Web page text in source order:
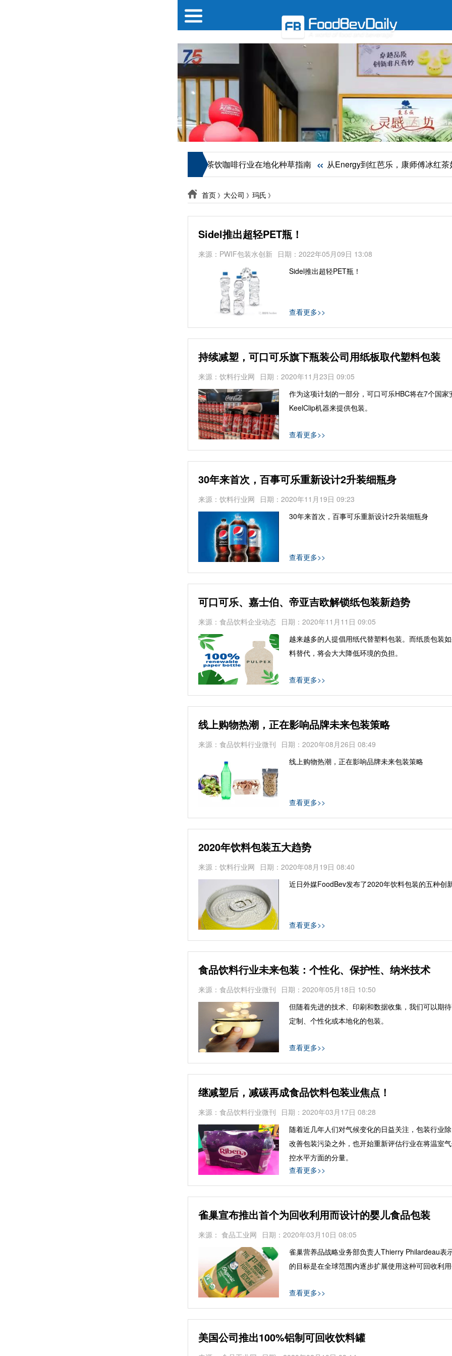
兴趣经营丨2026小红书茶饮咖啡行业在地化种草指南 « 从Energy到红芭乐，康师傅冰红茶如何
首页 》 大公司 》 玛氏 》
Sidel推出超轻PET瓶！
来源：PWIF包装水创新 日期：2022年05月09日 13:08
Sidel推出超轻PET瓶！
查看更多>>
持续减塑，可口可乐旗下瓶装公司用纸板取代塑料包装
来源：饮料行业网
日期：2020年11月23日 09:05
作为这项计划的一部分，可口可乐HBC将在7个国家
KeelClip机器来提供包装。
查看更多>>
30年来首次，百事可乐重新设计2升装细瓶身
来源：饮料行业网
日期：2020年11月19日 09:23
30年来首次，百事可乐重新设计2升装细瓶身
查看更多>>
​可口可乐、嘉士伯、帝亚吉欧解锁纸包装新趋势
来源：食品饮料企业动态 日期：2020年11月11日 09:05
越来越多的人提倡用纸代替塑料包装。而纸质包装
料替代，将会大大降低环境的负担。
查看更多>>
线上购物热潮，正在影响品牌未来包装策略
来源：食品饮料行业微刊
日期：2020年08月26日 08:49
线上购物热潮，正在影响品牌未来包装策略
查看更多>>
2020年饮料包装五大趋势
来源：饮料行业网
日期：2020年08月19日 08:40
近日外媒FoodBev发布了2020年饮料包装的五种创
查看更多>>
食品饮料行业未来包装：个性化、保护性、纳米技术
来源：食品饮料行业微刊
日期：2020年05月18日 10:50
但随着先进的技术、印刷和数据收集，我们可以期
定制、个性化或本地化的包装。
查看更多>>
继减塑后，减碳再成食品饮料包装业焦点！
来源：食品饮料行业微刊
日期：2020年03月17日 08:28
随着近几年人们对气候变化的日益关注，包装行业
改善包装污染之外，也开始重新评估行业在将温室
控水平方面的分量。
查看更多>>
雀巢宣布推出首个为回收利用而设计的婴儿食品包装
来源： 食品工业网
日期：2020年03月10日 08:05
雀巢营养品战略业务部负责人Thierry Philardeau表
的目标是在全球范围内逐步扩展使用这种可回收利
查看更多>>
美国公司推出100%铝制可回收饮料罐